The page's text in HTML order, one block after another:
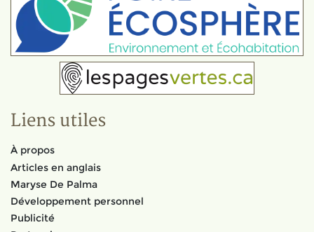
Liens utiles
À propos
Articles en anglais
Maryse De Palma
Développement personnel
Publicité